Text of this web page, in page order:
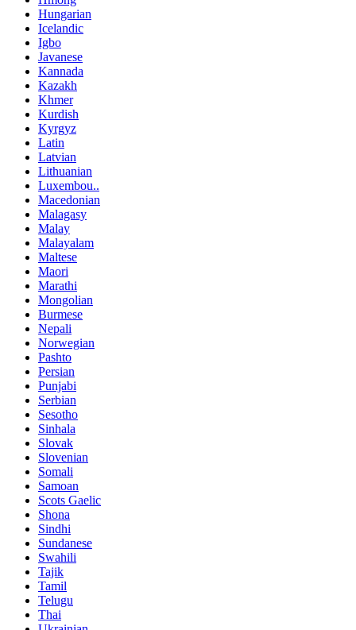
Hungarian
Icelandic
Igbo
Javanese
Kannada
Kazakh
Khmer
Kurdish
Kyrgyz
Latin
Latvian
Lithuanian
Luxembou..
Macedonian
Malagasy
Malay
Malayalam
Maltese
Maori
Marathi
Mongolian
Burmese
Nepali
Norwegian
Pashto
Persian
Punjabi
Serbian
Sesotho
Sinhala
Slovak
Slovenian
Somali
Samoan
Scots Gaelic
Shona
Sindhi
Sundanese
Swahili
Tajik
Tamil
Telugu
Thai